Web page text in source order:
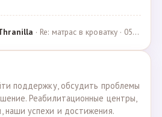
· Re: матрас в кроватку · 05.05.2024
поддержку, обсудить проблемы
Реабилитационные центры,
наши успехи и достижения.